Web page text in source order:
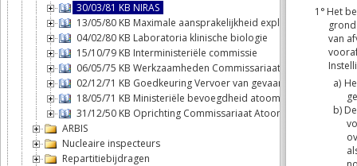
30/03/81 KB NIRAS
13/05/80 KB Maximale aansprakelijkheid exploitant
04/02/80 KB Laboratoria klinische biologie
15/10/79 KB Interministeriële commissie
06/05/75 KB Werkzaamheden Commissariaat Atoomenergie
02/12/71 KB Goedkeuring Vervoer van gevaarlijke stoffen over
18/05/71 KB Ministeriële bevoegdheid atoomenergie
31/12/50 KB Oprichting Commissariaat Atoomenergie
ARBIS
Nucleaire inspecteurs
Repartitiebijdragen